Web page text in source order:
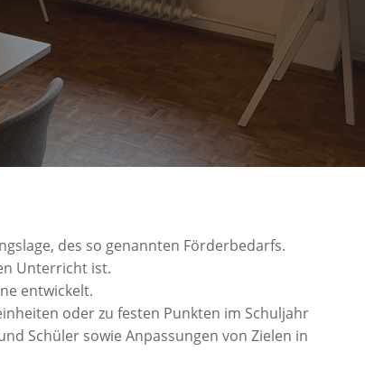
des so genannten Förderbedarfs.
Unterricht ist.
entwickelt.
oder zu festen Punkten im Schuljahr
Schüler sowie Anpassungen von Zielen in